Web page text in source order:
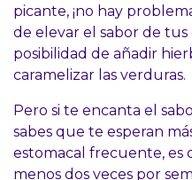
picante, ¡no hay
de elevar el sabor de tus
posibilidad de añadir
caramelizar las verduras.
Pero si te encanta el
sabes que te esperan
estomacal frecuente, es
menos dos veces por